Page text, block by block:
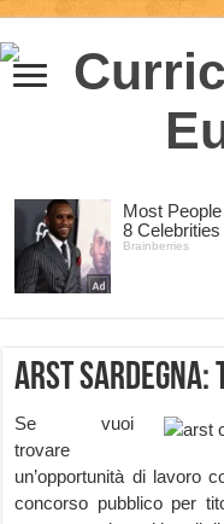
Arst
Se vuoi
trovare
un’opportunità di lavoro
concorso pubblico per